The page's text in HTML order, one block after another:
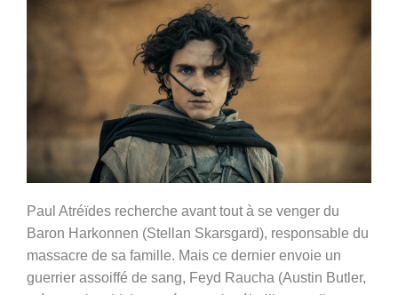
Paul Atréïdes recherche avant tout à se venger du
Baron Harkonnen (Stellan Skarsgard), responsable du
massacre de sa famille. Mais ce dernier envoie un
guerrier assoiffé de sang, Feyd Raucha (Austin Butler,